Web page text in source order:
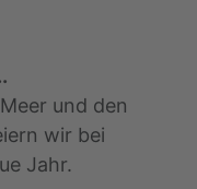
und den
wir bei
Jahr.